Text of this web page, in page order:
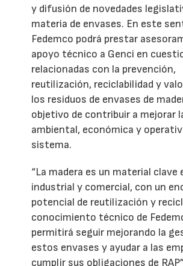
y difusión de novedades
materia de envases. En este
Fedemco podrá prestar
apoyo técnico a Genci en
relacionadas con la prevención,
reutilización, reciclabilidad y
los residuos de envases de
objetivo de contribuir a mejorar
ambiental, económica y
sistema.
“La madera es un material clave
industrial y comercial, con un
potencial de reutilización y
conocimiento técnico de
permitirá seguir mejorando la
estos envases y ayudar a las
cumplir sus obligaciones de